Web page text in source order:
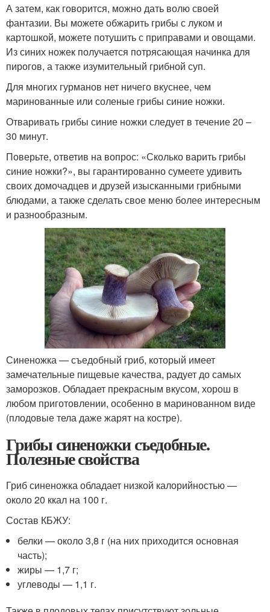
А затем, как говорится, можно дать волю своей
фантазии. Вы можете обжарить грибы с луком и
картошкой, можете потушить с приправами и овощами.
Из синих ножек получается потрясающая начинка для
пирогов, а также изумительный грибной суп.
Для многих гурманов нет ничего вкуснее, чем
маринованные или соленые грибы синие ножки.
Отваривать грибы синие ножки следует в течение 20 –
30 минут.
Поверьте, ответив на вопрос: «Сколько варить грибы
синие ножки?», вы гарантированно сумеете удивить
своих домочадцев и друзей изысканными грибными
блюдами, а также сделать свое меню более интересным
и разнообразным.
Синеножка — съедобный гриб, который имеет
замечательные пищевые качества, радует до самых
заморозков. Обладает прекрасным вкусом, хорош в
любом приготовлении, особенно в маринованном виде
(плодовые тела даже жарят на костре).
Грибы синеножки съедобные.
Полезные свойства
Гриб синеножка обладает низкой калорийностью —
около 20 ккал на 100 г.
Состав КБЖУ:
белки — около 3,8 г (на них приходится основная
часть);
жиры — 1,7 г;
углеводы — 1,1 г.